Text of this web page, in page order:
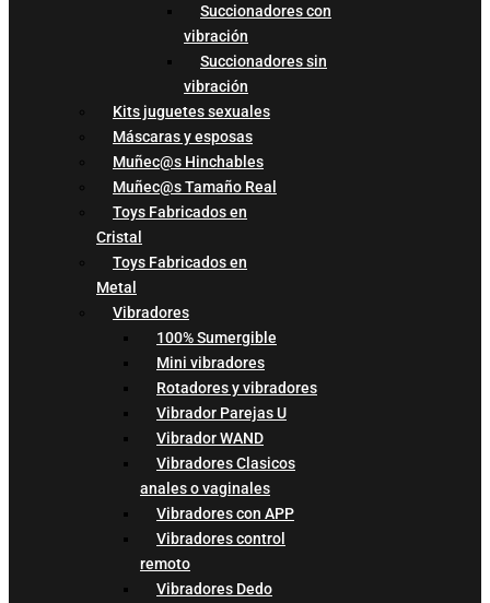
Succionadores con
vibración
Succionadores sin
vibración
Kits juguetes sexuales
Máscaras y esposas
Muñec@s Hinchables
Muñec@s Tamaño Real
Toys Fabricados en
Cristal
Toys Fabricados en
Metal
Vibradores
100% Sumergible
Mini vibradores
Rotadores y vibradores
Vibrador Parejas U
Vibrador WAND
Vibradores Clasicos
anales o vaginales
Vibradores con APP
Vibradores control
remoto
Vibradores Dedo